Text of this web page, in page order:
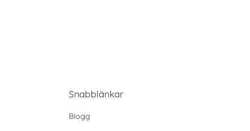
Snabblänkar
Blogg